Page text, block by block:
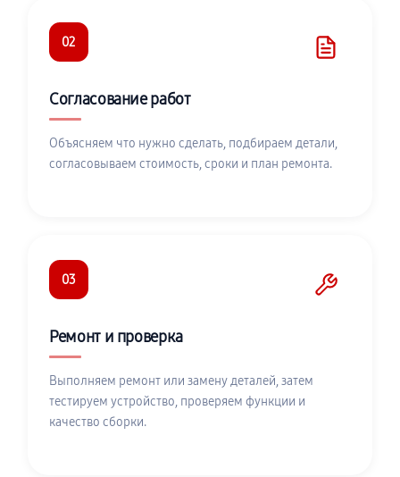
02
Согласование работ
Объясняем что нужно сделать, подбираем детали,
согласовываем стоимость, сроки и план ремонта.
03
Ремонт и проверка
Выполняем ремонт или замену деталей, затем
тестируем устройство, проверяем функции и
качество сборки.